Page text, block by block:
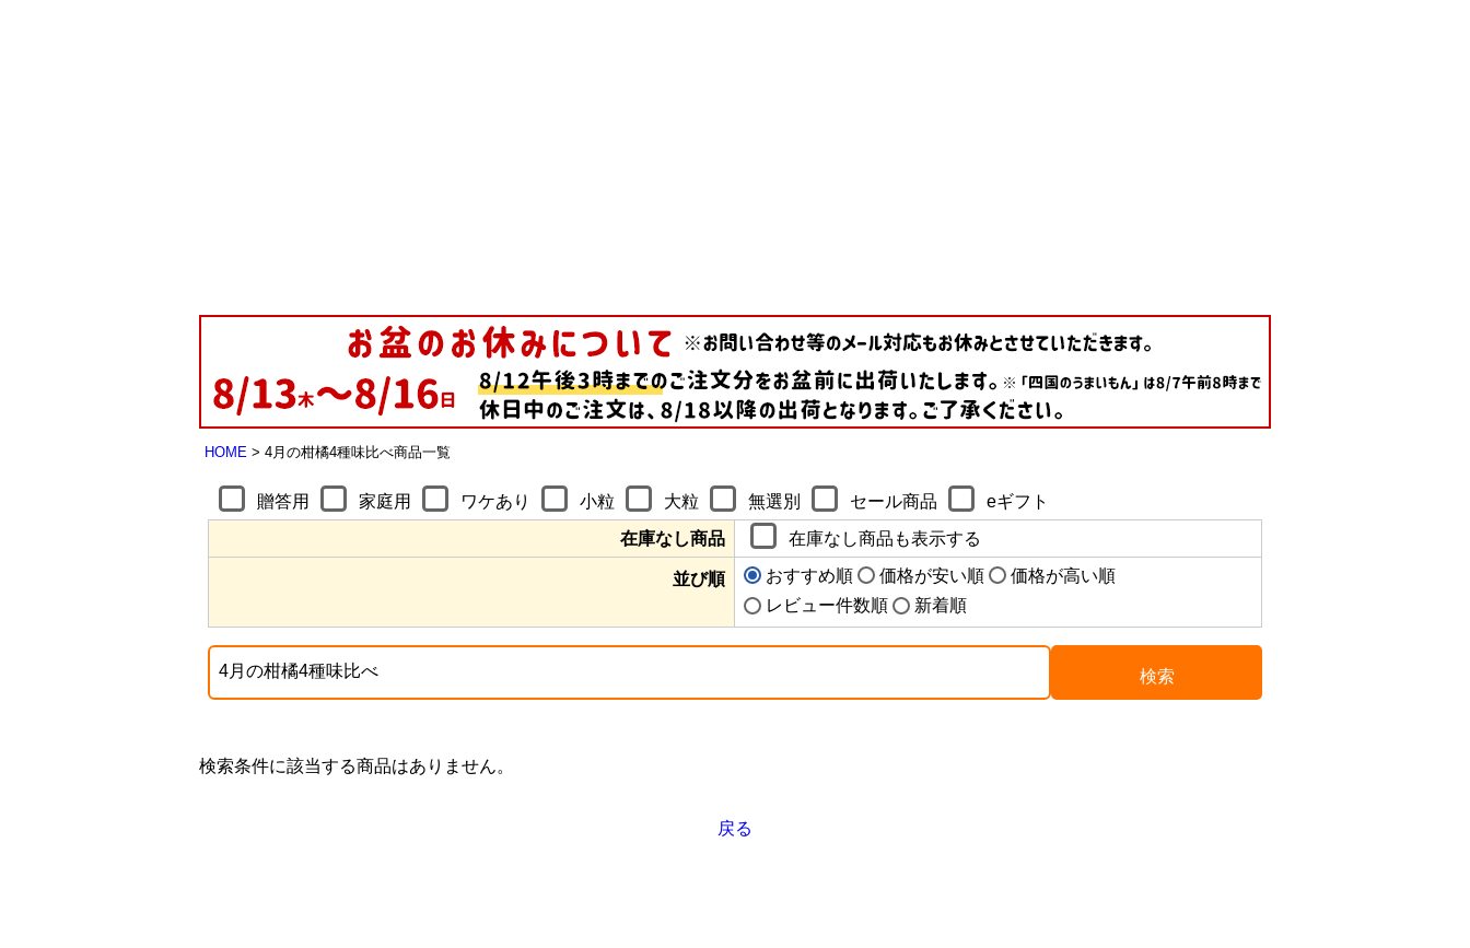
HOME 4月の柑橘4種味比べ商品一覧
贈答用 家庭用 ワケあり 小粒 大粒 無選別 セール商品
eギフト
在庫なし商品
在庫なし商品も表示する
並び順 おすすめ順 価格が安い順
価格が高い順
レビュー件数順
新着順
検索
検索条件に該当する商品はありません。
戻る